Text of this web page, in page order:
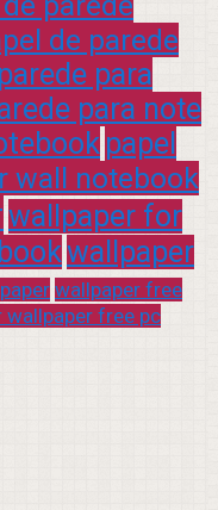
de parede
para
para note
papel
wall notebook
wallpaper for
wallpaper
wallpaper free
free pc